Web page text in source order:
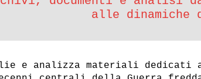
alle dinamiche
e analizza materiali dedicati